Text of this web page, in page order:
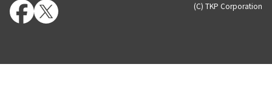
(C) TKP Corporation